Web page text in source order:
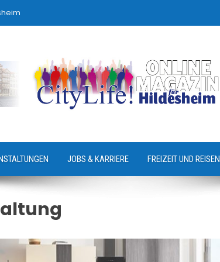
JOBS & KARRIERE FREIZEIT UND REISEN